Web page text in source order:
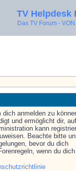
TV Helpdesk
Das TV Forum -
anmelden zu
und ermöglicht dir, auf
kann
Beachte bitte
bevor du dich
wenn du